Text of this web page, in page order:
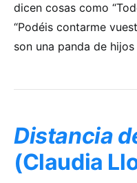
dicen cosas como
“Podéis contarme
son una panda de
Distancia
(Claudia